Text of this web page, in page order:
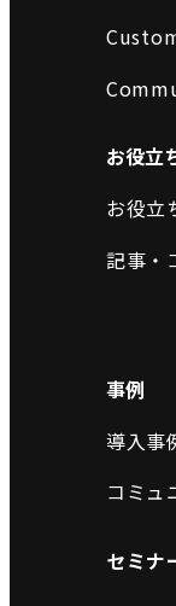
お役立
お役立
記事・
事例
導入事
コミュ
セミナ